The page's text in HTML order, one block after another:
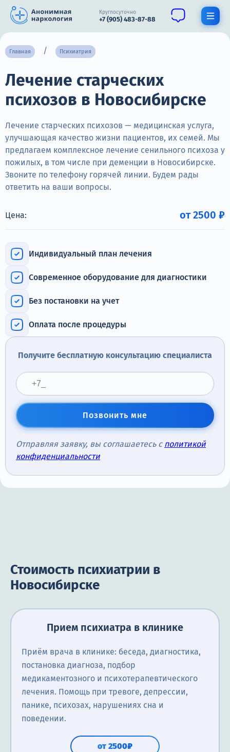
Круглосуточно
+7 (905) 483-87-88
О нас
Наркомания
Нарколог
Стационар
Психиатрия
Цены
Контакты
+7 (905) 483-87-88
Новосибирск, Красный проспект, 24
Главная Психиатрия
Лечение старческих
психозов в Новосибирске
Лечение старческих психозов — медицинская услуга,
улучшающая качество жизни пациентов, их семей. Мы
предлагаем комплексное лечение сенильного психоза у
пожилых, в том числе при деменции в Новосибирске.
Звоните по телефону горячей линии. Будем рады
ответить на ваши вопросы.
Цена: от 2500 ₽
Индивидуальный план лечения
Современное оборудование для диагностики
Без постановки на учет
Оплата после процедуры
Получите бесплатную консультацию специалиста
Позвонить мне
Отправляя заявку, вы соглашаетесь с политикой
конфиденциальности
Стоимость психиатрии в
Новосибирске
Прием психиатра в клинике
Приём врача в клинике: беседа, диагностика,
постановка диагноза, подбор
медикаментозного и психотерапевтического
лечения. Помощь при тревоге, депрессии,
панике, психозах, нарушениях сна и
поведении.
от 2500₽